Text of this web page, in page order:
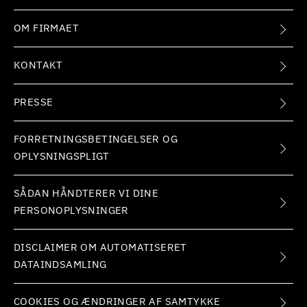
OM FIRMAET
KONTAKT
PRESSE
FORRETNINGSBETINGELSER OG
OPLYSNINGSPLIGT
SÅDAN HÅNDTERER VI DINE
PERSONOPLYSNINGER
DISCLAIMER OM AUTOMATISERET
DATAINDSAMLING
COOKIES OG ÆNDRINGER AF SAMTYKKE